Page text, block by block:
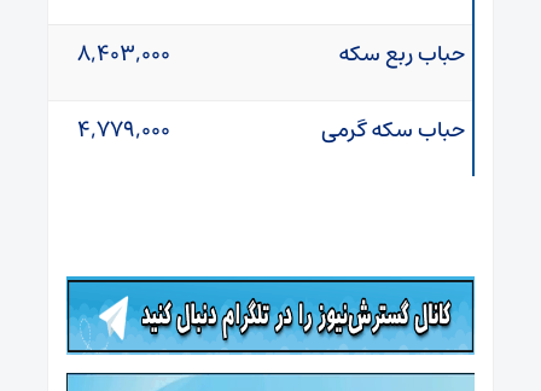
حباب ربع سکه ۸,۴۰۳,۰۰۰
حباب سکه گرمی ۴,۷۷۹,۰۰۰